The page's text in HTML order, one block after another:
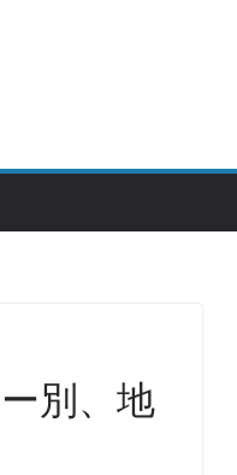
別、地